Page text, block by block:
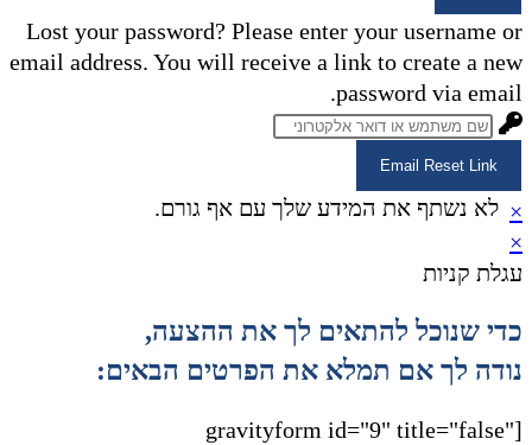
Lost your password? Please enter your username or
email address. You will receive a link to create a new
password via email.
Email Reset Link
לא נשתף את המידע שלך עם אף גורם. ×
×
עגלת קניות
כדי שנוכל להתאים לך את ההצעה,
נודה לך אם תמלא את הפרטים הבאים:
[gravityform id="9" title="false"